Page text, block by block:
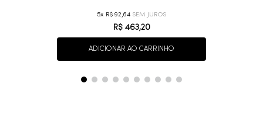
5 R$ 92,64
R$ 463,20
ADICIONAR AO CARRINHO